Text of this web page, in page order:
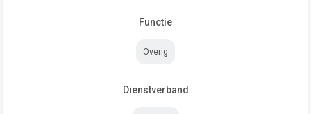
Functie
Overig
Dienstverband